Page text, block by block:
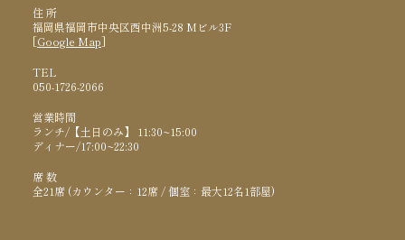
住 所
福岡県福岡市中央区西中洲5-28 Mビル3F
[Google Map]
TEL
050-1726-2066
営業時間
ランチ/【土日のみ】 11:30~15:00
ディナー/17:00~22:30
席 数
全21席 (カウンター：12席 / 個室：最大12名1部屋)